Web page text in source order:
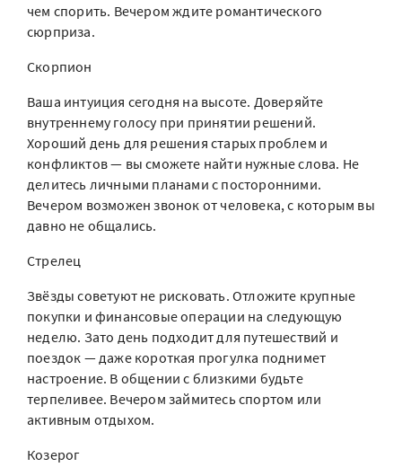
чем спорить. Вечером ждите романтического
сюрприза.
Скорпион
Ваша интуиция сегодня на высоте. Доверяйте
внутреннему голосу при принятии решений.
Хороший день для решения старых проблем и
конфликтов — вы сможете найти нужные слова. Не
делитесь личными планами с посторонними.
Вечером возможен звонок от человека, с которым вы
давно не общались.
Стрелец
Звёзды советуют не рисковать. Отложите крупные
покупки и финансовые операции на следующую
неделю. Зато день подходит для путешествий и
поездок — даже короткая прогулка поднимет
настроение. В общении с близкими будьте
терпеливее. Вечером займитесь спортом или
активным отдыхом.
Козерог